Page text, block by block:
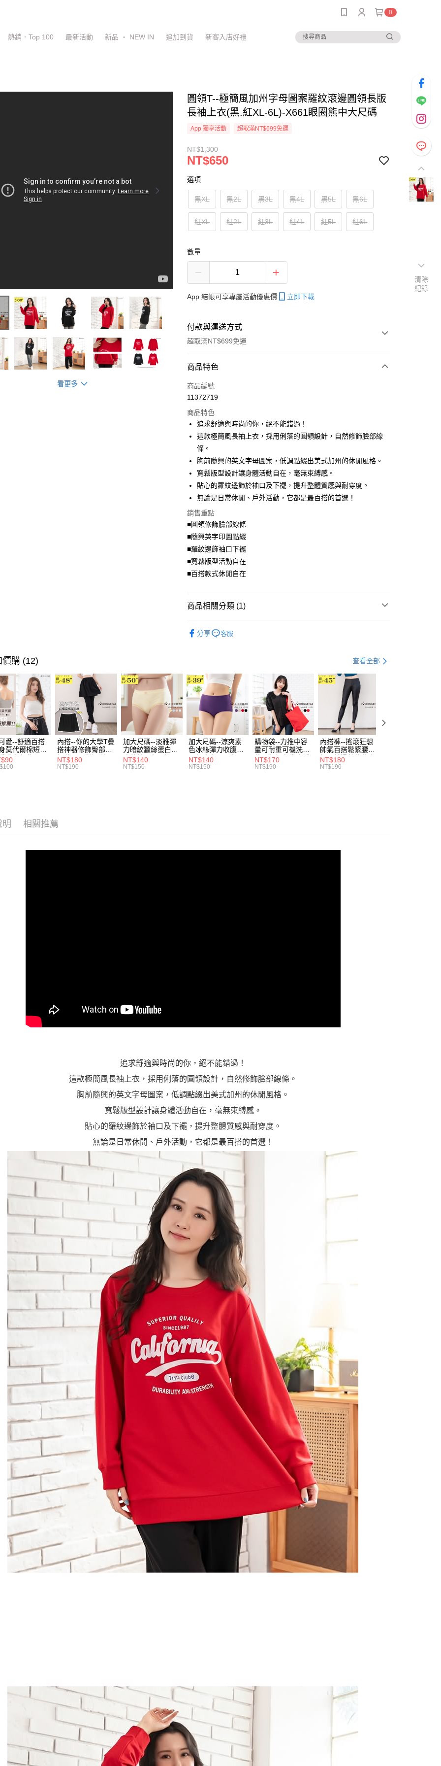
0
熱銷．Top 100 最新活動 新品 ‧ NEW IN 追加到貨 新客入店好禮
看更多
圓領T--極簡風加州字母圖案羅紋滾邊圓領長版
長袖上衣(黑.紅XL-6L)-X661眼圈熊中大尺碼
App 獨享活動 超取滿NT$699免運
NT$1,300
NT$650
選項
黑XL 黑2L 黑3L 黑4L 黑5L 黑6L
紅XL 紅2L 紅3L 紅4L 紅5L 紅6L
數量
App 結帳可享專屬活動優惠價 立即下載
付款與運送方式
超取滿NT$699免運
付款方式
信用卡一次付款
LINE Pay
Apple Pay
街口支付
悠遊付
Google Pay
全盈+PAY
大哥付你分期
相關說明
【大哥付你分期使用說明】
1.本服務由台灣大哥大提供，台灣大哥大用戶可立即使用無須另外申請。
2.付款方式選擇「大哥付你分期」，訂單成立後會自動跳轉到大哥付的交易
流程，驗證手機門號後，選擇欲分期的期數、繳款截止日，確認付款後即
4.訂單成立30分鐘內，如未前往確認交易或遇審核未通過，訂單將自動取
【繳款方式說明】
2.透過簡訊連結打開帳單後，可選擇「超商條碼／台灣大直營門市／銀行轉
【注意事項】
1.本服務係由「台灣大哥大股份有限公司」（以下簡稱本公司）所提供，讓
用戶於交易時，得透過本服務購買商品或服務，並由商店將買賣／分期付
款買賣價金債權讓與本公司後，依約使用本公司帳單繳交帳款。
2.基於同意付款使用「大哥付你分期」之契約關係目的，商店將以您的個人
資料（包含姓名、電話或地址）提供予台灣大哥大進項蒐集、處理及利
用，由本公司與您本人進行分期帳單所需資料之確認、核對及更正。
3.完整用戶服務條款，請詳閱以下連結：https://oppay.tw/userRule
AFTEE先享後付
相關說明
１．簡單：不需註冊會員、不需綁卡、不需儲值。
３．收到繳費通知簡訊後14天內，點擊此簡訊中的連結，可透過四大超商
／ATM／網路銀行／等多元方式進行付款，方視為交易完成。
※ 請注意：結帳手續完成當下不需立刻繳費，但若您需要取消訂單，請聯
絡購買商品的店家。未經商家同意取消之訂單仍視為有效，需透過AFTEE
先享後付繳納相關費用。
※ 交易是否成功請以「AFTEE先享後付 」之結帳頁面顯示為準，若有關於
是否繳費成功／繳費後需取消欲退款等相關疑問，請聯繫「AFTEE先享後
付客戶支援中心」https://netprotections.freshdesk.com/support/home
【注意事項】
１．透過由恩沛科技股份有限公司提供之「AFTEE先享後付」服務完成之
全家取貨付款
每筆NT$70，滿NT$699(含以上)免運費
7-11取貨付款
每筆NT$70，滿NT$799(含以上)免運費
付款後7-11取貨
每筆NT$70，滿NT$699(含以上)免運費
宅配
商品特色
商品編號
11372719
商品特色
追求舒適與時尚的你，絕不能錯過！
這款極簡風長袖上衣，採用俐落的圓領設計，自然修飾臉部線
條。
胸前隨興的英文字母圖案，低調點綴出美式加州的休閒風格。
寬鬆版型設計讓身體活動自在，毫無束縛感。
貼心的羅紋邊飾於袖口及下襬，提升整體質感與耐穿度。
無論是日常休閒、戶外活動，它都是最百搭的首選！
銷售重點
■圓領修飾臉部線條
■隨興英字印圖點綴
■羅紋邊飾袖口下襬
■寬鬆版型活動自在
■百搭款式休閒自在
商品相關分類 (1)
分享
客服
價購 (12) 查看全部
愛--舒適百搭
莫代爾棉短版
帶素色背心
黑.灰L-2L)-
內搭--你的大學T疊
搭神器修飾臀部下
擺萬用內搭裙/遮臀
裙(黑2L-6L)-Q155
NT$180
NT$190
加大尺碼--淡雅彈
力暗紋蠶絲蛋白無
痕蕾絲三角內褲
(白.粉.藍.黃XL-
NT$140
NT$150
加大尺碼--涼爽素
色冰絲彈力收腹提
臀無痕中腰三角內
褲(黑.紅.粉.紫L-
NT$140
NT$150
購物袋--力推中容
量可耐重可機洗烘
乾環保帆布袋/側背
包(黑.紅.米F)-
NT$170
NT$190
內搭褲--搖滾狂想
帥氣百搭鬆緊腰頭
超彈絲滑薄款仿皮
褲(黑XL-6L)-R179
NT$180
NT$190
明 相關推薦
追求舒適與時尚的你，絕不能錯過！
這款極簡風長袖上衣，採用俐落的圓領設計，自然修飾臉部線條。
胸前隨興的英文字母圖案，低調點綴出美式加州的休閒風格。
寬鬆版型設計讓身體活動自在，毫無束縛感。
貼心的羅紋邊飾於袖口及下襬，提升整體質感與耐穿度。
無論是日常休閒、戶外活動，它都是最百搭的首選！
清除
紀錄